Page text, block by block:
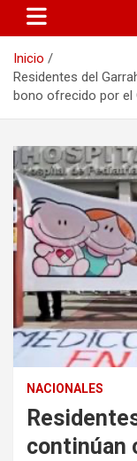
Inicio
Residentes del
bono ofrecido por el
NACIONALES
continúan